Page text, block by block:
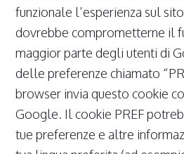
funzionale l’esperienza sul
dovrebbe comprometterne il
maggior parte degli utenti di
delle preferenze chiamato
browser invia questo cookie
Google. Il cookie PREF
tue preferenze e altre